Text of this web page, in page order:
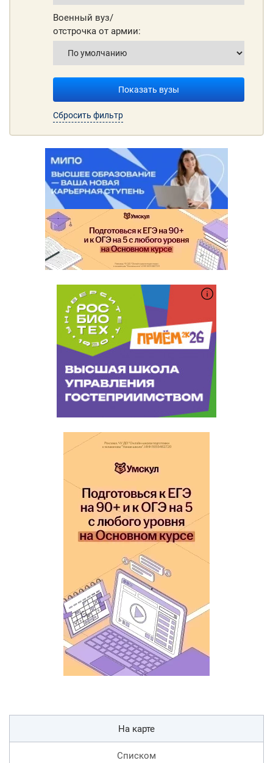
Военный вуз/
отстрочка от армии:
Показать вузы
Сбросить фильтр
На карте
Списком